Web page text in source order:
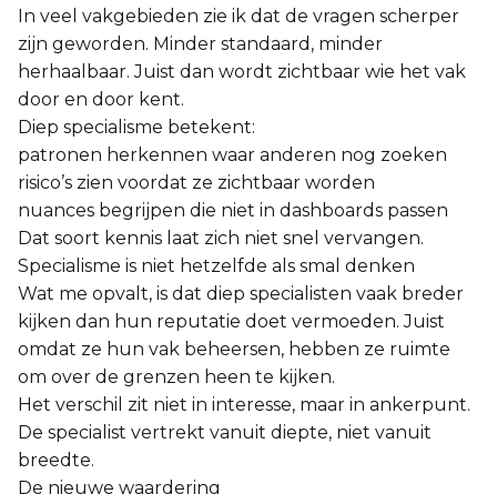
In veel vakgebieden zie ik dat de vragen scherper
zijn geworden. Minder standaard, minder
herhaalbaar. Juist dan wordt zichtbaar wie het vak
door en door kent.
Diep specialisme betekent:
patronen herkennen waar anderen nog zoeken
risico’s zien voordat ze zichtbaar worden
nuances begrijpen die niet in dashboards passen
Dat soort kennis laat zich niet snel vervangen.
Specialisme is niet hetzelfde als smal denken
Wat me opvalt, is dat diep specialisten vaak breder
kijken dan hun reputatie doet vermoeden. Juist
omdat ze hun vak beheersen, hebben ze ruimte
om over de grenzen heen te kijken.
Het verschil zit niet in interesse, maar in ankerpunt.
De specialist vertrekt vanuit diepte, niet vanuit
breedte.
De nieuwe waardering